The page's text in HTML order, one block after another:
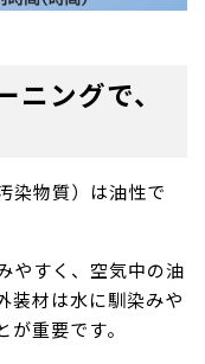
ングで、
染物質）は油性で
やすく、空気中の油
装材は水に馴染みや
重要です。